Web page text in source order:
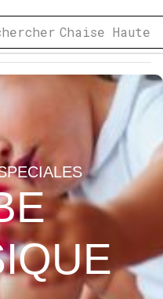
Chaise Haute